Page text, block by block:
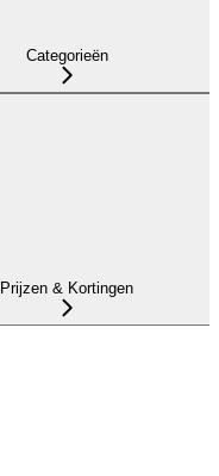
Categorieën
Prijzen & Kortingen